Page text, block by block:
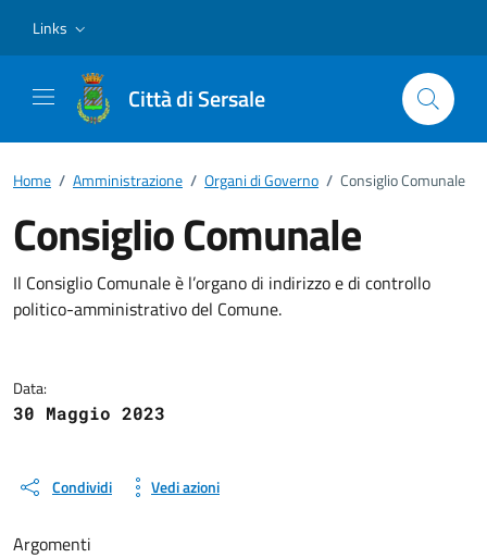
Links
Città di Sersale
Home / Amministrazione / Organi di Governo / Consiglio Comunale
Consiglio Comunale
Dettagli della notizia
Il Consiglio Comunale è l’organo di indirizzo e di controllo
politico-amministrativo del Comune.
Data:
30 Maggio 2023
Condividi Vedi azioni
Argomenti